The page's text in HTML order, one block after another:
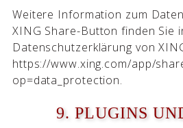
Weitere Information zum
XING Share-Button finden Sie
Datenschutzerklärung von
https://www.xing.com/app/
op=data_protection.
9. PLUGINS